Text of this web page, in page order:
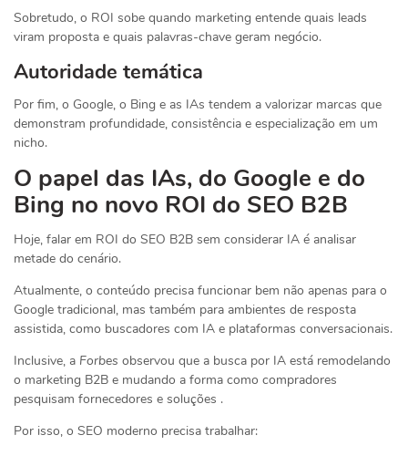
Sobretudo, o ROI sobe quando marketing entende quais leads
viram proposta e quais palavras-chave geram negócio.
Autoridade temática
Por fim, o Google, o Bing e as IAs tendem a valorizar marcas que
demonstram profundidade, consistência e especialização em um
nicho.
O papel das IAs, do Google e do
Bing no novo ROI do SEO B2B
Hoje, falar em ROI do SEO B2B sem considerar IA é analisar
metade do cenário.
Atualmente, o conteúdo precisa funcionar bem não apenas para o
Google tradicional, mas também para ambientes de resposta
assistida, como buscadores com IA e plataformas conversacionais.
Inclusive, a Forbes observou que a busca por IA está remodelando
o marketing B2B e mudando a forma como compradores
pesquisam fornecedores e soluções .
Por isso, o SEO moderno precisa trabalhar: